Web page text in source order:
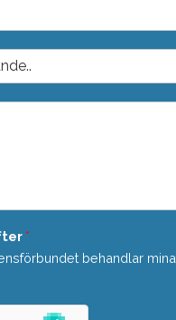
*
behandlar mina